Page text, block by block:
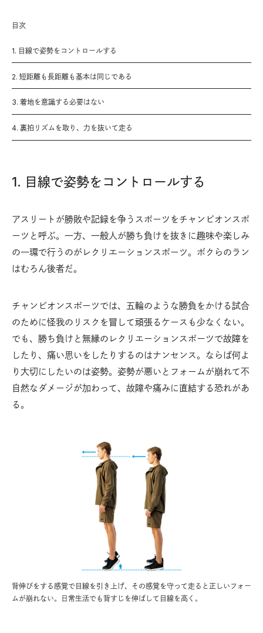
目次
1. 目線で姿勢をコントロールする
2. 短距離も長距離も基本は同じである
3. 着地を意識する必要はない
4. 裏拍リズムを取り、力を抜いて走る
1. 目線で姿勢をコントロールする
アスリートが勝敗や記録を争うスポーツをチャンピオンスポ
ーツと呼ぶ。一方、一般人が勝ち負けを抜きに趣味や楽しみ
の一環で行うのがレクリエーションスポーツ。ボクらのラン
はむろん後者だ。
チャンピオンスポーツでは、五輪のような勝負をかける試合
のために怪我のリスクを冒して頑張るケースも少なくない。
でも、勝ち負けと無縁のレクリエーションスポーツで故障を
したり、痛い思いをしたりするのはナンセンス。ならば何よ
り大切にしたいのは姿勢。姿勢が悪いとフォームが崩れて不
自然なダメージが加わって、故障や痛みに直結する恐れがあ
る。
背伸びをする感覚で目線を引き上げ、その感覚を守って走ると正しいフォー
ムが崩れない。日常生活でも背すじを伸ばして目線を高く。